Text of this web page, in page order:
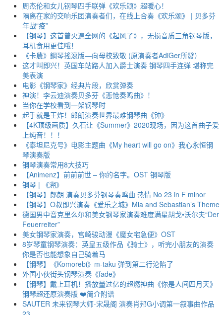
周杰伦和女儿钢琴四手联弹《欢乐颂》超暖心！
隔离在家的交响乐团演奏者们，在线上合奏《欢乐颂》 | 贝多芬
年战“疫”
【钢琴】这首曾火遍全网的《起风了》，无损音质三角钢琴版，
耳机食用更佳哦！
《卡農》鋼琴搖滾版—向母校致敬 (原演奏者AdiGer所發）
这才叫即兴！英国车站路人加入爵士演奏 钢琴四手连弹 堪称完
美表演
电影《钢琴家》经典片段，欣赏弹奏
神演！李云迪演奏贝多芬《悲怆奏鸣曲》！
当你在学校看到一架钢琴时
起手就是王炸！郎朗演奏世界最难钢琴曲《钟》
【4K顶级画质】久石让《Summer》2020现场，因为这首曲子爱
上纯音！！！
《泰坦尼克号》电影主题曲《My heart will go on》我心永恒钢
琴演奏版
钢琴演奏常用8大技巧
【Animenz】前前前世 – 你的名字。OST 钢琴版
钢琴 | 《溯》
【钢琴】郎朗 演奏贝多芬钢琴奏鸣曲 热情 No 23 in F minor
【钢琴】O叔即兴演奏《爱乐之城》Mia and Sebastian’s Theme
德国男中音克里么尔和美女钢琴家演奏难度满星胡戈•沃尔夫“Der
Feuerreiter”
美女钢琴家演奏，宫崎骏动漫《魔女宅急便》OST
8岁琴童钢琴演奏：英皇五级作品《骑士》，听完小朋友的演奏
你是否也能想象自己骑着马
【钢琴】《Komorebi》m-taku 弹到第二行沦陷了
外国小伙街头钢琴演奏《fade》
【钢琴】戴上耳机！播放量过亿的超燃神曲《你是人间四月天》
钢琴超还原演奏版 ❤️简介附谱
SAUTER 未来钢琴大师-宋晟阁 演奏肖邦G小调第一叙事曲作品